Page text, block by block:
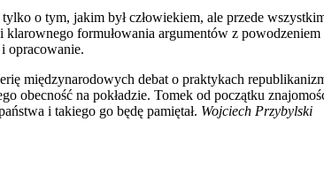
o tym, jakim był człowiekiem, ale przede
formułowania argumentów z powodzeniem
opracowanie.
międzynarodowych debat o praktykach
obecność na pokładzie. Tomek od początku
i takiego go będę pamiętał. Wojciech Przybylski